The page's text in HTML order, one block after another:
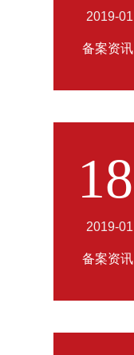
2019-01
备案资讯
18
2019-01
备案资讯